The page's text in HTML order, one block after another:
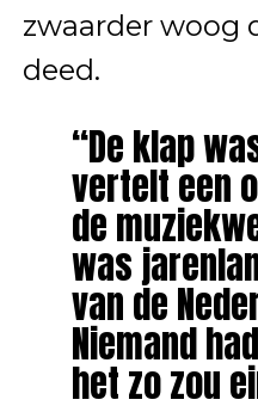
zwaarder woog
deed.
“De klap
vertelt een
de
was
van de
Niemand
het zo zou